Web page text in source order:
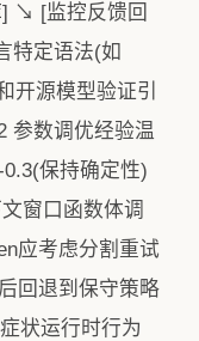
↘ [监控反馈回
特定语法(如
开源模型验证引
参数调优经验温
保持确定性)
窗口函数体调
应考虑分割重试
回退到保守策略
状运行时行为